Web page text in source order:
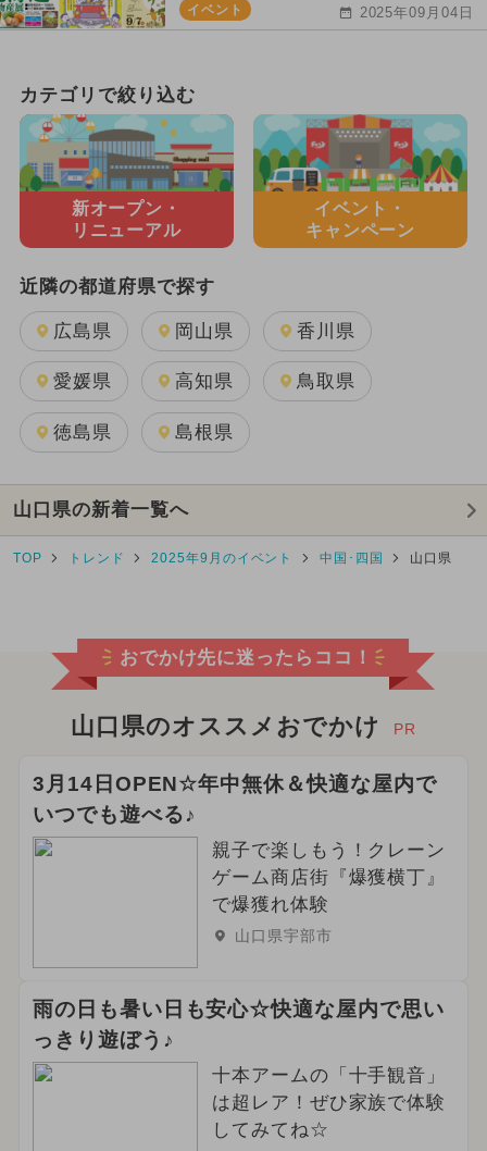
イベント 2025年09月04日
カテゴリで絞り込む
新オープン・
リニューアル
イベント・
キャンペーン
近隣の都道府県で探す
広島県 岡山県 香川県
愛媛県 高知県 鳥取県
徳島県 島根県
山口県の新着一覧へ
TOP トレンド 2025年9月のイベント 中国･四国 山口県
おでかけ先に迷ったらココ！
山口県のオススメおでかけ PR
3月14日OPEN☆年中無休＆快適な屋内で
いつでも遊べる♪
親子で楽しもう！クレーン
ゲーム商店街『爆獲横丁』
で爆獲れ体験
山口県宇部市
雨の日も暑い日も安心☆快適な屋内で思い
っきり遊ぼう♪
十本アームの「十手観音」
は超レア！ぜひ家族で体験
してみてね☆